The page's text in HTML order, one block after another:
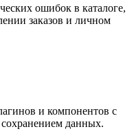
ошибок в каталоге,
заказов и личном
и компонентов с
данных.